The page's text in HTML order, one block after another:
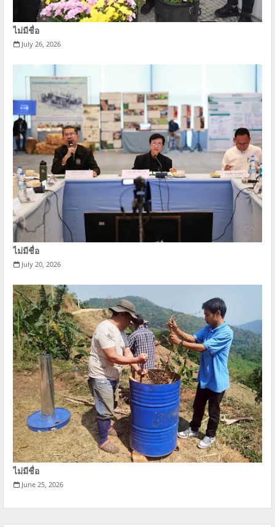
ไม่มีชื่อ
July 26, 2026
ไม่มีชื่อ
July 20, 2026
ไม่มีชื่อ
June 25, 2026